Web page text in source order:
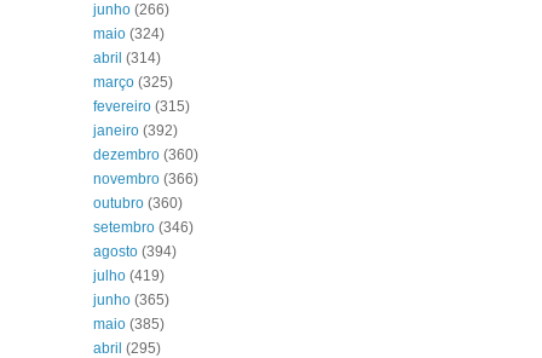
junho (266)
maio (324)
abril (314)
março (325)
fevereiro (315)
janeiro (392)
dezembro (360)
novembro (366)
outubro (360)
setembro (346)
agosto (394)
julho (419)
junho (365)
maio (385)
abril (295)